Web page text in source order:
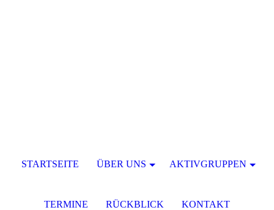
STARTSEITE ÜBER UNS AKTIVGRUPPEN
TERMINE RÜCKBLICK KONTAKT